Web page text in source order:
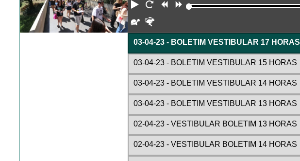
Reproduzir
Reiniciar
Retroceder
Avançar
Devagar
03-04-23 - BOLETIM VESTIBULAR 17 HORAS
03-04-23 - BOLETIM VESTIBULAR 15 HORAS
03-04-23 - BOLETIM VESTIBULAR 14 HORAS
03-04-23 - BOLETIM VESTIBULAR 13 HORAS
02-04-23 - VESTIBULAR BOLETIM 13 HORAS
02-04-23 - VESTIBULAR BOLETIM 14 HORAS